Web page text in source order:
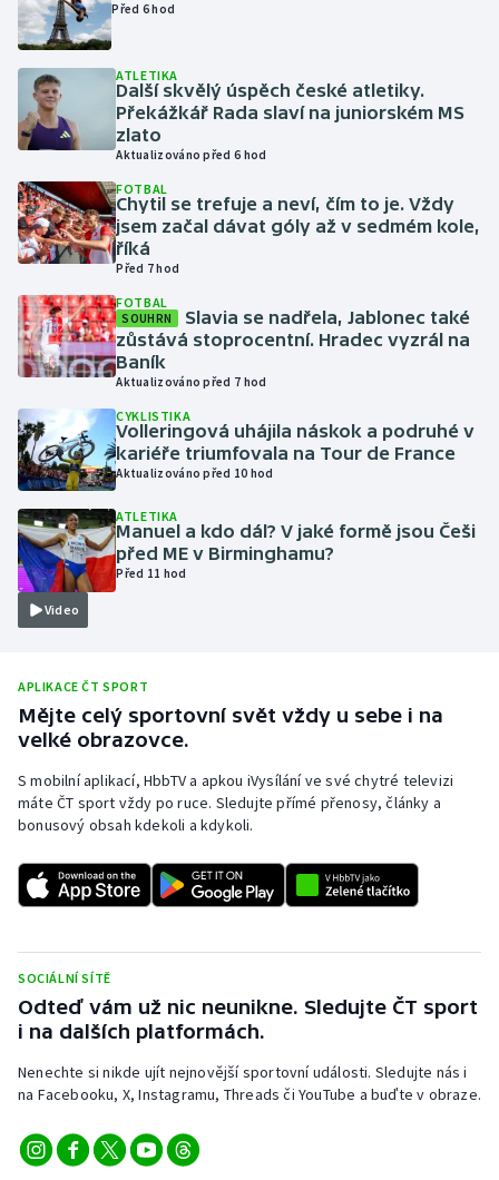
Gymnastika
Házená
Jezdectví
Judo
Krasobruslení
Lezení
Lyže a snowboard
Moderní pětiboj
Motorsport
Olympijské hry
Parasport
Plavání
Plážový volejbal
Ragby
Rychlobruslení
Rychlostní kanoistika
Short track
Sportovní střelba
Stolní tenis
Vodní slalom
Před 6 hod
ATLETIKA
Další skvělý úspěch české atletiky.
Překážkář Rada slaví na juniorském MS
zlato
Aktualizováno před 6 hod
FOTBAL
Chytil se trefuje a neví, čím to je. Vždy
jsem začal dávat góly až v sedmém kole,
říká
Před 7 hod
FOTBAL
SOUHRN
Slavia se nadřela, Jablonec také
zůstává stoprocentní. Hradec vyzrál na
Baník
Aktualizováno před 7 hod
CYKLISTIKA
Volleringová uhájila náskok a podruhé v
kariéře triumfovala na Tour de France
Aktualizováno před 10 hod
Video
ATLETIKA
Manuel a kdo dál? V jaké formě jsou Češi
před ME v Birminghamu?
Před 11 hod
APLIKACE ČT SPORT
Mějte celý sportovní svět vždy u sebe i na
velké obrazovce.
S mobilní aplikací, HbbTV a apkou iVysílání ve své chytré televizi
máte ČT sport vždy po ruce. Sledujte přímé přenosy, články a
bonusový obsah kdekoli a kdykoli.
SOCIÁLNÍ SÍTĚ
Odteď vám už nic neunikne. Sledujte ČT sport
i na dalších platformách.
Nenechte si nikde ujít nejnovější sportovní události. Sledujte nás i
na Facebooku, X, Instagramu, Threads či YouTube a buďte v obraze.